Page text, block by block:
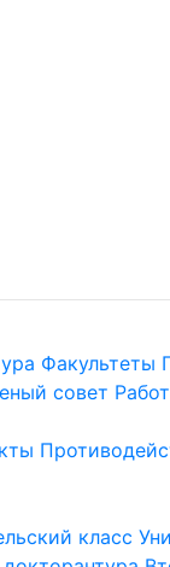
Факультеты
совет
класс